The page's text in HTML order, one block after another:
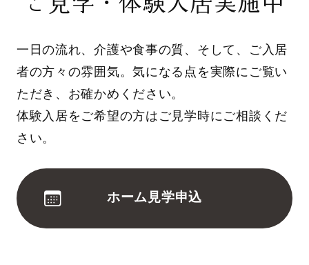
一日の流れ、介護や食事の質、そして、ご入居
者の方々の雰囲気。気になる点を実際にご覧い
ただき、お確かめください。
体験入居をご希望の方はご見学時にご相談くだ
さい。
ホーム見学申込